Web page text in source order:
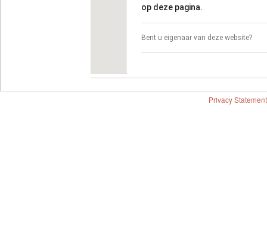
op deze pagina.
Bent u eigenaar van deze website?
Privacy Statement